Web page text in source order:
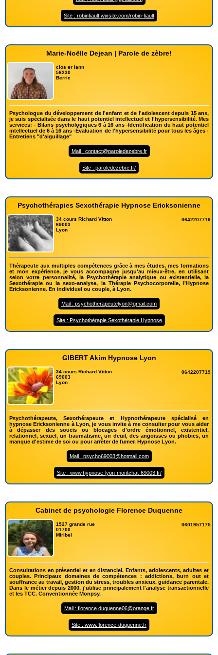
Site : robinfiault.wixsite.com/robin-fiault
Marie-Noëlle Dejean | Parole de zèbre!
clos er lann
56230
Berric
Psychologue du développement de l'enfant et de l'adolescent depuis 15 ans,
je suis spécialisée dans le haut potentiel intellectuel et l'hypersensibilité. Mes
services: - Bilans psychologiques 6 à 16 ans -Identification du haut potentiel
intellectuel de 6 à 16 ans -Évaluation de l'hypersensibilité pour tous les âges -
Entretiens "d'aiguillage"
Mail : contact@paroledezebre.fr
Site : paroledezebre.fr/
Psychothérapies Sexothérapie Hypnose Ericksonienne
34 cours Richard Vitton
69003
Lyon
0642207719
Thérapeute aux multiples compétences grâce à mes études, mes formations
et mon expérience, je vous accompagne jusqu'au mieux-être, en utilisant
selon votre personnalité, la Psychothérapie analytique ou existentielle, la
Sexothérapie ou la sexo-analyse, la Thérapie Psychocorporelle, l'Hypnose
Ericksonienne. En individuel ou couple, à Lyon.
Mail : psychotherapeutelyon@gmail.com
Site : Psychothérapie Sexothérapie Hypnose
GIBERT Akim Hypnose Lyon
34 cours Richard Vitton
69003
Lyon
0642207719
Psychothérapeute, Sexothérapeute et Hypnothérapeute spécialisé en
hypnose Ericksonienne à Lyon, je vous invite à me consulter pour vous aider
à dépasser des soucis ou blocages d'ordre émotionnel, existentiel,
relationnel, sexuel, un traumatisme, un deuil, des angoisses ou phobies, un
manque d'estime de soi ou pour arrêter de fumer. Hypnose Lyon.
Mail : psycho69003@hotmail.com
Site : www.hypnose-lyon-montchat-69003.fr/
Cabinet de psychologie Florence Duquenne
1527 grande rue
01700
Miribel
0601957175
Consultations en présentiel et en distanciel. Enfants, adolescents, adultes et
couples. Principaux domaines de compétences : addictions, burn out et
souffrance au travail, gestion du stress, troubles anxieux, guidance parentale.
Dans le métier depuis 2000, j'utilise principalement l'analyse transactionnelle
et les TCC. Conventionnée Monpsy.
Mail : florence.duquenne06@orange.fr
Site : www.florence-duquenne.fr